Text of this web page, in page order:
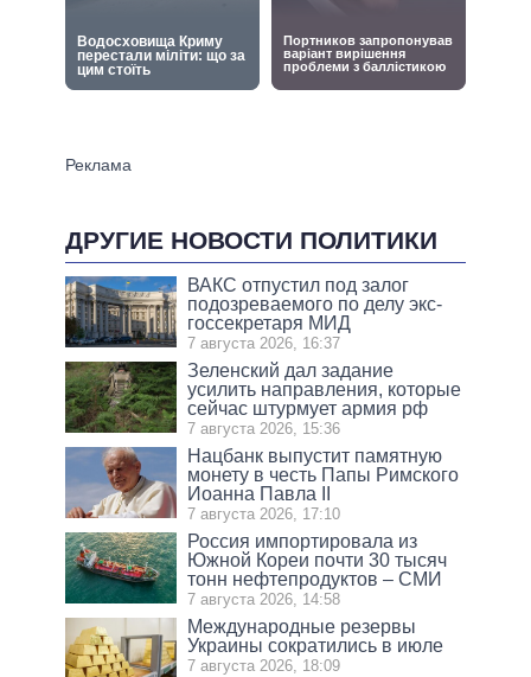
ДРУГИЕ НОВОСТИ ПОЛИТИКИ
ВАКС отпустил под залог
подозреваемого по делу экс-
госсекретаря МИД
7 августа 2026, 16:37
Зеленский дал задание
усилить направления, которые
сейчас штурмует армия рф
7 августа 2026, 15:36
Нацбанк выпустит памятную
монету в честь Папы Римского
Иоанна Павла II
7 августа 2026, 17:10
Россия импортировала из
Южной Кореи почти 30 тысяч
тонн нефтепродуктов – СМИ
7 августа 2026, 14:58
Международные резервы
Украины сократились в июле
7 августа 2026, 18:09